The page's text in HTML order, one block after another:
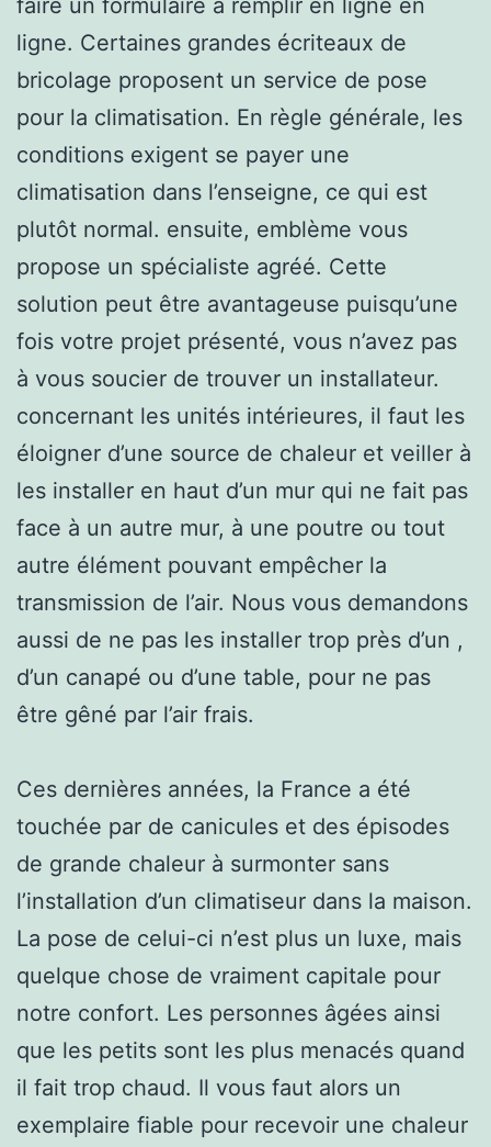
ligne. Certaines grandes écriteaux de
bricolage proposent un service de pose
pour la climatisation. En règle générale, les
conditions exigent se payer une
climatisation dans l’enseigne, ce qui est
plutôt normal. ensuite, emblème vous
propose un spécialiste agréé. Cette
solution peut être avantageuse puisqu’une
fois votre projet présenté, vous n’avez pas
à vous soucier de trouver un installateur.
concernant les unités intérieures, il faut les
éloigner d’une source de chaleur et veiller à
les installer en haut d’un mur qui ne fait pas
face à un autre mur, à une poutre ou tout
autre élément pouvant empêcher la
transmission de l’air. Nous vous demandons
aussi de ne pas les installer trop près d’un ,
d’un canapé ou d’une table, pour ne pas
être gêné par l’air frais.
Ces dernières années, la France a été
touchée par de canicules et des épisodes
de grande chaleur à surmonter sans
l’installation d’un climatiseur dans la maison.
La pose de celui-ci n’est plus un luxe, mais
quelque chose de vraiment capitale pour
notre confort. Les personnes âgées ainsi
que les petits sont les plus menacés quand
il fait trop chaud. Il vous faut alors un
exemplaire fiable pour recevoir une chaleur